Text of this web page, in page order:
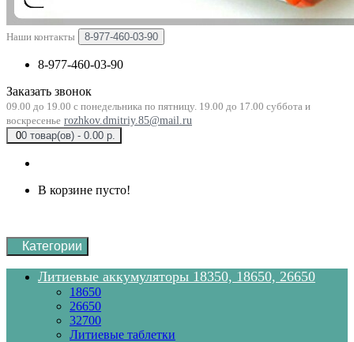
Наши контакты 8-977-460-03-90
8-977-460-03-90
Заказать звонок
09.00 до 19.00 с понедельника по пятницу. 19.00 до 17.00 суббота и
воскресенье rozhkov.dmitriy.85@mail.ru
00 товар(ов) - 0.00 р.
В корзине пусто!
Категории
Литиевые аккумуляторы 18350, 18650, 26650
18650
26650
32700
Литиевые таблетки